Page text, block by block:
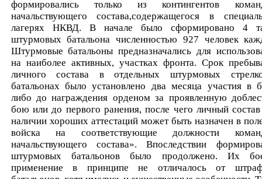
формировались только из контингентов
начальствующего состава,содержащегося в
лагерях НКВД. В начале было сформировано 4
штурмовых батальона численностью 927 человек
Штурмовые батальоны предназначались для
на наиболее активных, участках фронта. Срок
личного состава в отдельных штурмовых
батальонах было установлено два месяца участия в
либо до награждения орденом за проявленную
бою или до первого ранения, после чего личный
наличии хороших аттестаций может быть назначен в
войска на соответствующие должности
начальствующего состава». Впоследствии
штурмовых батальонов было продолжено. Их
применение в принципе не отличалось от